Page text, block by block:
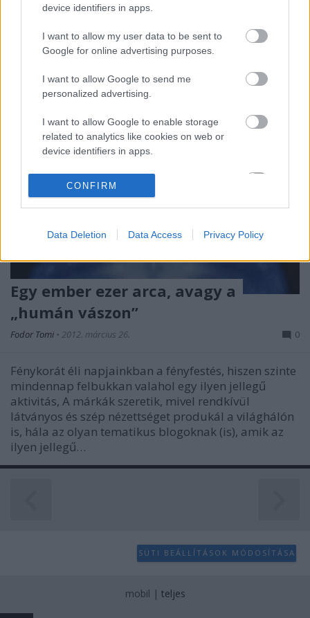
device identifiers in apps.
I want to allow my user data to be sent to
Google for online advertising purposes.
I want to allow Google to send me
personalized advertising.
I want to allow Google to enable storage
related to analytics like cookies on web or
device identifiers in apps.
related to functionality of the website or app.
related to personalization.
I want to allow Google to enable storage
related to security, including authentication
functionality and fraud prevention, and other
user protection.
CONFIRM
Data Deletion Data Access Privacy Policy
sztárok, fények, pompa, selfie-k posztolása,
produkciók, kreált történések, hatalmas pénzek,
android, iOS, Twitter, Samsung, Apple,…
Egy ember ezer arca, avagy a
„humán vászon”
Fodor Tomi • 2012. március 26. 0
Fénykorát éli napjainkban a fényfestés, hiszen szinte
mindennap felbukkan valahol egy ilyen jellegű
aktivitás, A márkák szeretik, mivel rendkívül
látványos és szép nézettséget produkál a világhálón
is, hála az olyan tematikus blogoknak (is), amik az
ilyen jellegű…
SÜTI BEÁLLÍTÁSOK MÓDOSÍTÁSA
mobil | teljes